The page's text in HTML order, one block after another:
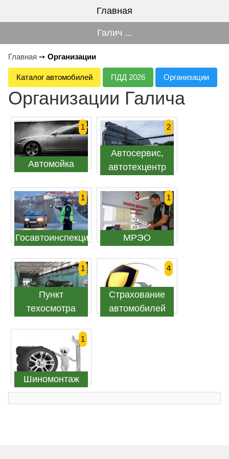
Главная
Галич ...
Главная ➙ Организации
Каталог автомобилей ПДД 2026 Организации
Организации Галича
Автомойка
1
Автосервис,
автотехцентр
2
Госавтоинспекция
1
МРЭО
1
Пункт
техосмотра
1
Страхование
автомобилей
4
Шиномонтаж
1